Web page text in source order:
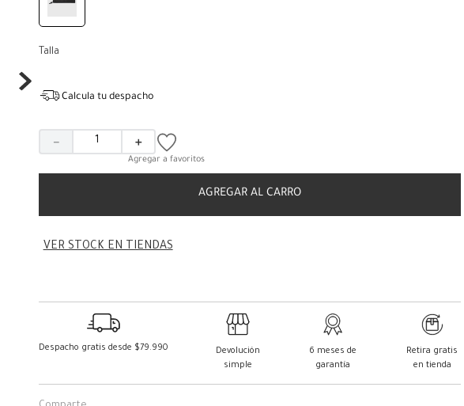
Talla
Calcula tu despacho
＋
－
AGREGAR AL CARRO
VER STOCK EN TIENDAS
Despacho gratis desde $79.990
Devolución
simple
6 meses de
garantía
Retira gratis
en tienda